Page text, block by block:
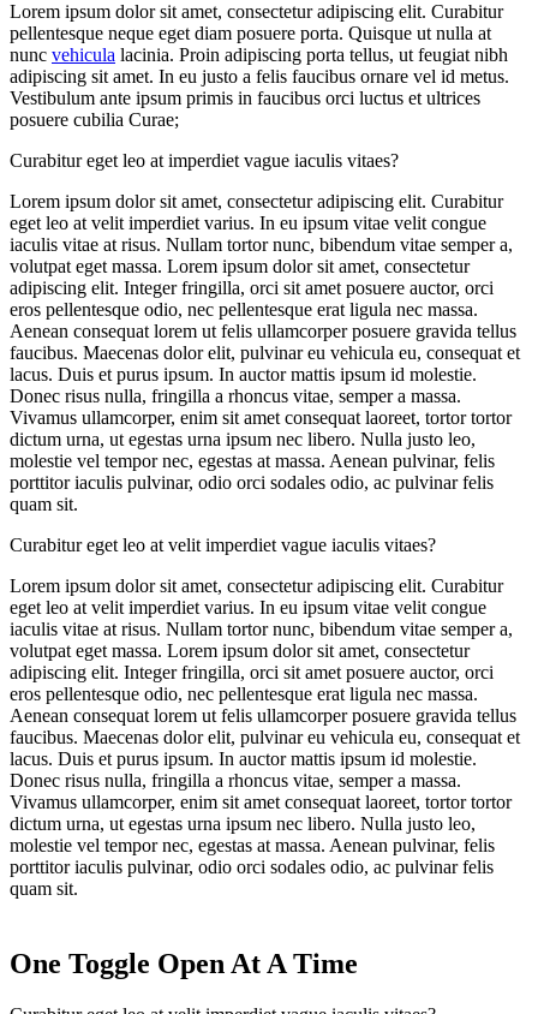
Lorem ipsum dolor sit amet, consectetur adipiscing elit. Curabitur
pellentesque neque eget diam posuere porta. Quisque ut nulla at
nunc vehicula lacinia. Proin adipiscing porta tellus, ut feugiat nibh
adipiscing sit amet. In eu justo a felis faucibus ornare vel id metus.
Vestibulum ante ipsum primis in faucibus orci luctus et ultrices
posuere cubilia Curae;
Curabitur eget leo at imperdiet vague iaculis vitaes?
Lorem ipsum dolor sit amet, consectetur adipiscing elit. Curabitur
eget leo at velit imperdiet varius. In eu ipsum vitae velit congue
iaculis vitae at risus. Nullam tortor nunc, bibendum vitae semper a,
volutpat eget massa. Lorem ipsum dolor sit amet, consectetur
adipiscing elit. Integer fringilla, orci sit amet posuere auctor, orci
eros pellentesque odio, nec pellentesque erat ligula nec massa.
Aenean consequat lorem ut felis ullamcorper posuere gravida tellus
faucibus. Maecenas dolor elit, pulvinar eu vehicula eu, consequat et
lacus. Duis et purus ipsum. In auctor mattis ipsum id molestie.
Donec risus nulla, fringilla a rhoncus vitae, semper a massa.
Vivamus ullamcorper, enim sit amet consequat laoreet, tortor tortor
dictum urna, ut egestas urna ipsum nec libero. Nulla justo leo,
molestie vel tempor nec, egestas at massa. Aenean pulvinar, felis
porttitor iaculis pulvinar, odio orci sodales odio, ac pulvinar felis
quam sit.
Curabitur eget leo at velit imperdiet vague iaculis vitaes?
Lorem ipsum dolor sit amet, consectetur adipiscing elit. Curabitur
eget leo at velit imperdiet varius. In eu ipsum vitae velit congue
iaculis vitae at risus. Nullam tortor nunc, bibendum vitae semper a,
volutpat eget massa. Lorem ipsum dolor sit amet, consectetur
adipiscing elit. Integer fringilla, orci sit amet posuere auctor, orci
eros pellentesque odio, nec pellentesque erat ligula nec massa.
Aenean consequat lorem ut felis ullamcorper posuere gravida tellus
faucibus. Maecenas dolor elit, pulvinar eu vehicula eu, consequat et
lacus. Duis et purus ipsum. In auctor mattis ipsum id molestie.
Donec risus nulla, fringilla a rhoncus vitae, semper a massa.
Vivamus ullamcorper, enim sit amet consequat laoreet, tortor tortor
dictum urna, ut egestas urna ipsum nec libero. Nulla justo leo,
molestie vel tempor nec, egestas at massa. Aenean pulvinar, felis
porttitor iaculis pulvinar, odio orci sodales odio, ac pulvinar felis
quam sit.
One Toggle Open At A Time